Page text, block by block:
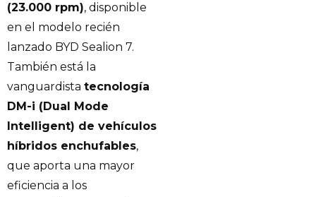
(23.000 rpm), disponible
en el modelo recién
lanzado BYD Sealion 7.
También está la
vanguardista tecnología
DM-i (Dual Mode
Intelligent) de vehículos
híbridos enchufables,
que aporta una mayor
eficiencia a los